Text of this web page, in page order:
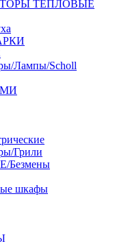
ТЕПЛОВЫЕ
Лампы/Scholl
Грили
шкафы